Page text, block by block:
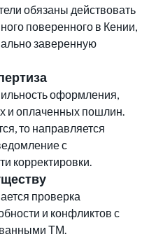
обязаны действовать
поверенного в Кении,
заверенную
оформления,
и оплаченных пошлин.
то направляется
с
корректировки.
проверка
и конфликтов с
ТМ.